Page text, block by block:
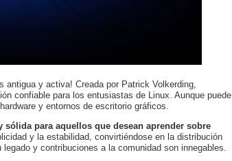
antigua y activa! Creada por Patrick Volkerding,
confiable para los entusiastas de Linux. Aunque puede
y entornos de escritorio gráficos.
para aquellos que desean aprender sobre
y la estabilidad, convirtiéndose en la distribución
y contribuciones a la comunidad son innegables.